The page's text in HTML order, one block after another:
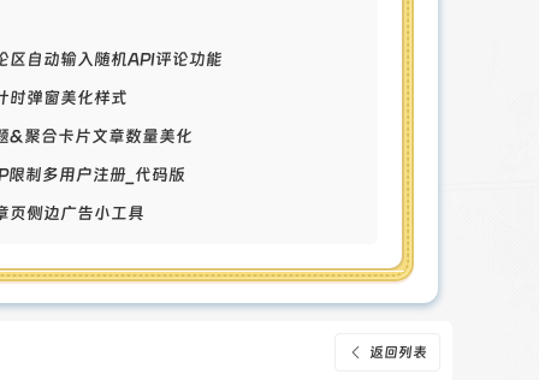
api/getGreetingMessage?
hour=new Date().getHours();let
早上好';else
区自动输入随机API评论功能
时弹窗美化样式
&聚合卡片文章数量美化
限制多用户注册_代码版
页侧边广告小工具
返回列表